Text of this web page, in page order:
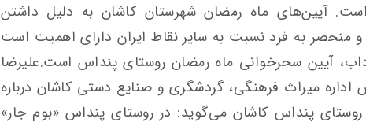
آیین‌های ماه رمضان شهرستان کاشان به دلیل داشتن
به فرد نسبت به سایر نقاط ایران دارای اهمیت است
آیین سحرخوانی ماه رمضان روستای پنداس است.علیرضا
اداره میراث فرهنگی، گردشگری و صنایع دستی کاشان درباره
پنداس کاشان می‌گوید: در روستای پنداس «بوم جار»